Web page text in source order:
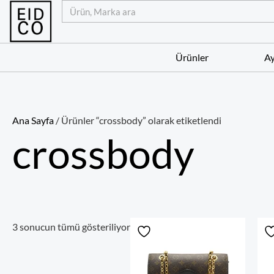
İçeriğe
Ara
Ürünler
Ana Sayfa / Ürünler “crossbody” olarak etiketlendi
crossbody
3 sonucun tümü gösteriliyor